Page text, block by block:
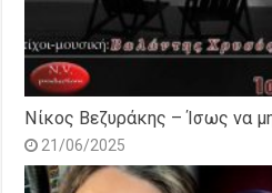
Νίκος Βεζυράκης – Ίσως να
21/06/2025